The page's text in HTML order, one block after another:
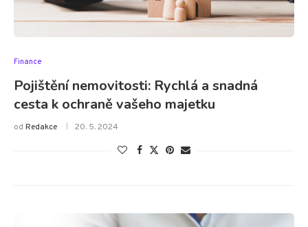
Finance
Pojištění nemovitosti: Rychlá a snadná
cesta k ochraně vašeho majetku
od Redakce 20. 5. 2024